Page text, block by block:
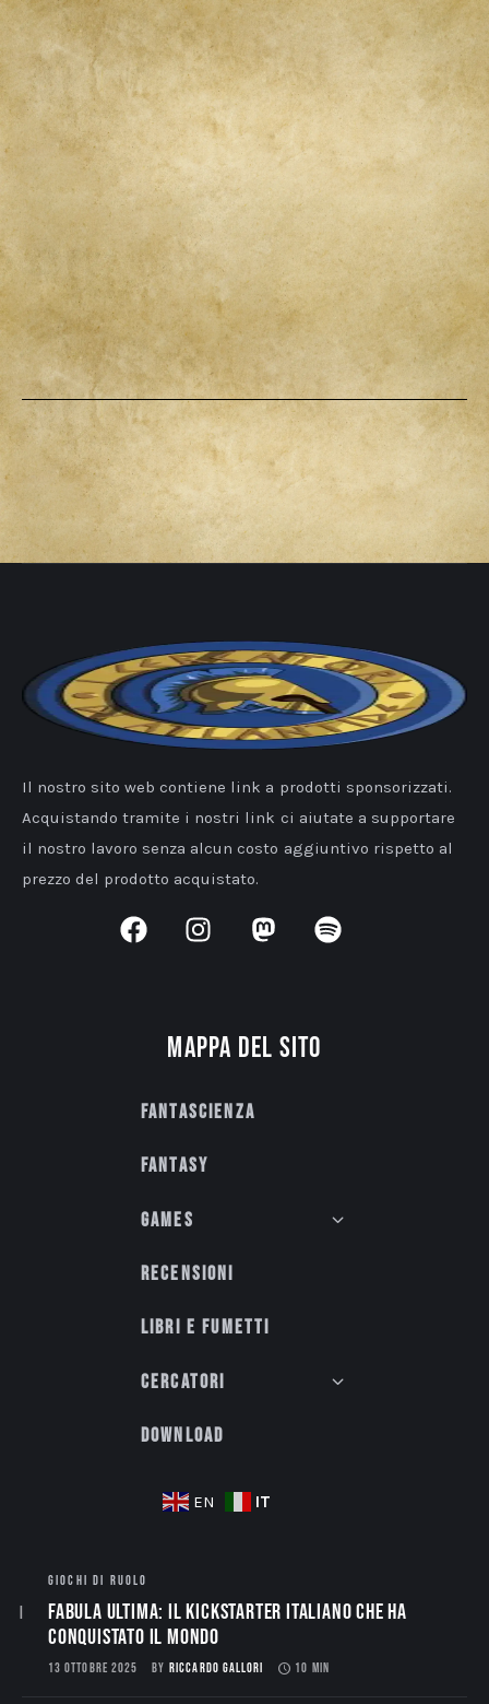
Il nostro sito web contiene link a prodotti sponsorizzati.
Acquistando tramite i nostri link ci aiutate a supportare
il nostro lavoro senza alcun costo aggiuntivo rispetto al
prezzo del prodotto acquistato.
Mappa del sito
Fantascienza
Fantasy
Games
Recensioni
Libri e fumetti
Cercatori
Download
EN IT
GIOCHI DI RUOLO
Fabula Ultima: il Kickstarter italiano che ha
conquistato il mondo
13 OTTOBRE 2025 BY RICCARDO GALLORI 10 MIN